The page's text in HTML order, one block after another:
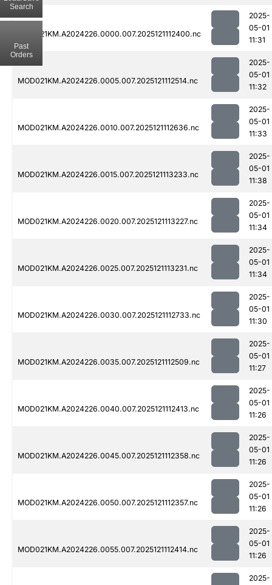
MOD021KM.A2024226.0000.007.2025121112400.nc
2025-
05-01
11:31
MOD021KM.A2024226.0005.007.2025121112514.nc
2025-
05-01
11:32
MOD021KM.A2024226.0010.007.2025121112636.nc
2025-
05-01
11:33
MOD021KM.A2024226.0015.007.2025121113233.nc
2025-
05-01
11:38
MOD021KM.A2024226.0020.007.2025121113227.nc
2025-
05-01
11:34
MOD021KM.A2024226.0025.007.2025121113231.nc
2025-
05-01
11:34
MOD021KM.A2024226.0030.007.2025121112733.nc
2025-
05-01
11:30
MOD021KM.A2024226.0035.007.2025121112509.nc
2025-
05-01
11:27
MOD021KM.A2024226.0040.007.2025121112413.nc
2025-
05-01
11:26
MOD021KM.A2024226.0045.007.2025121112358.nc
2025-
05-01
11:26
MOD021KM.A2024226.0050.007.2025121112357.nc
2025-
05-01
11:26
MOD021KM.A2024226.0055.007.2025121112414.nc
2025-
05-01
11:26
2025-
Search
Past
Orders